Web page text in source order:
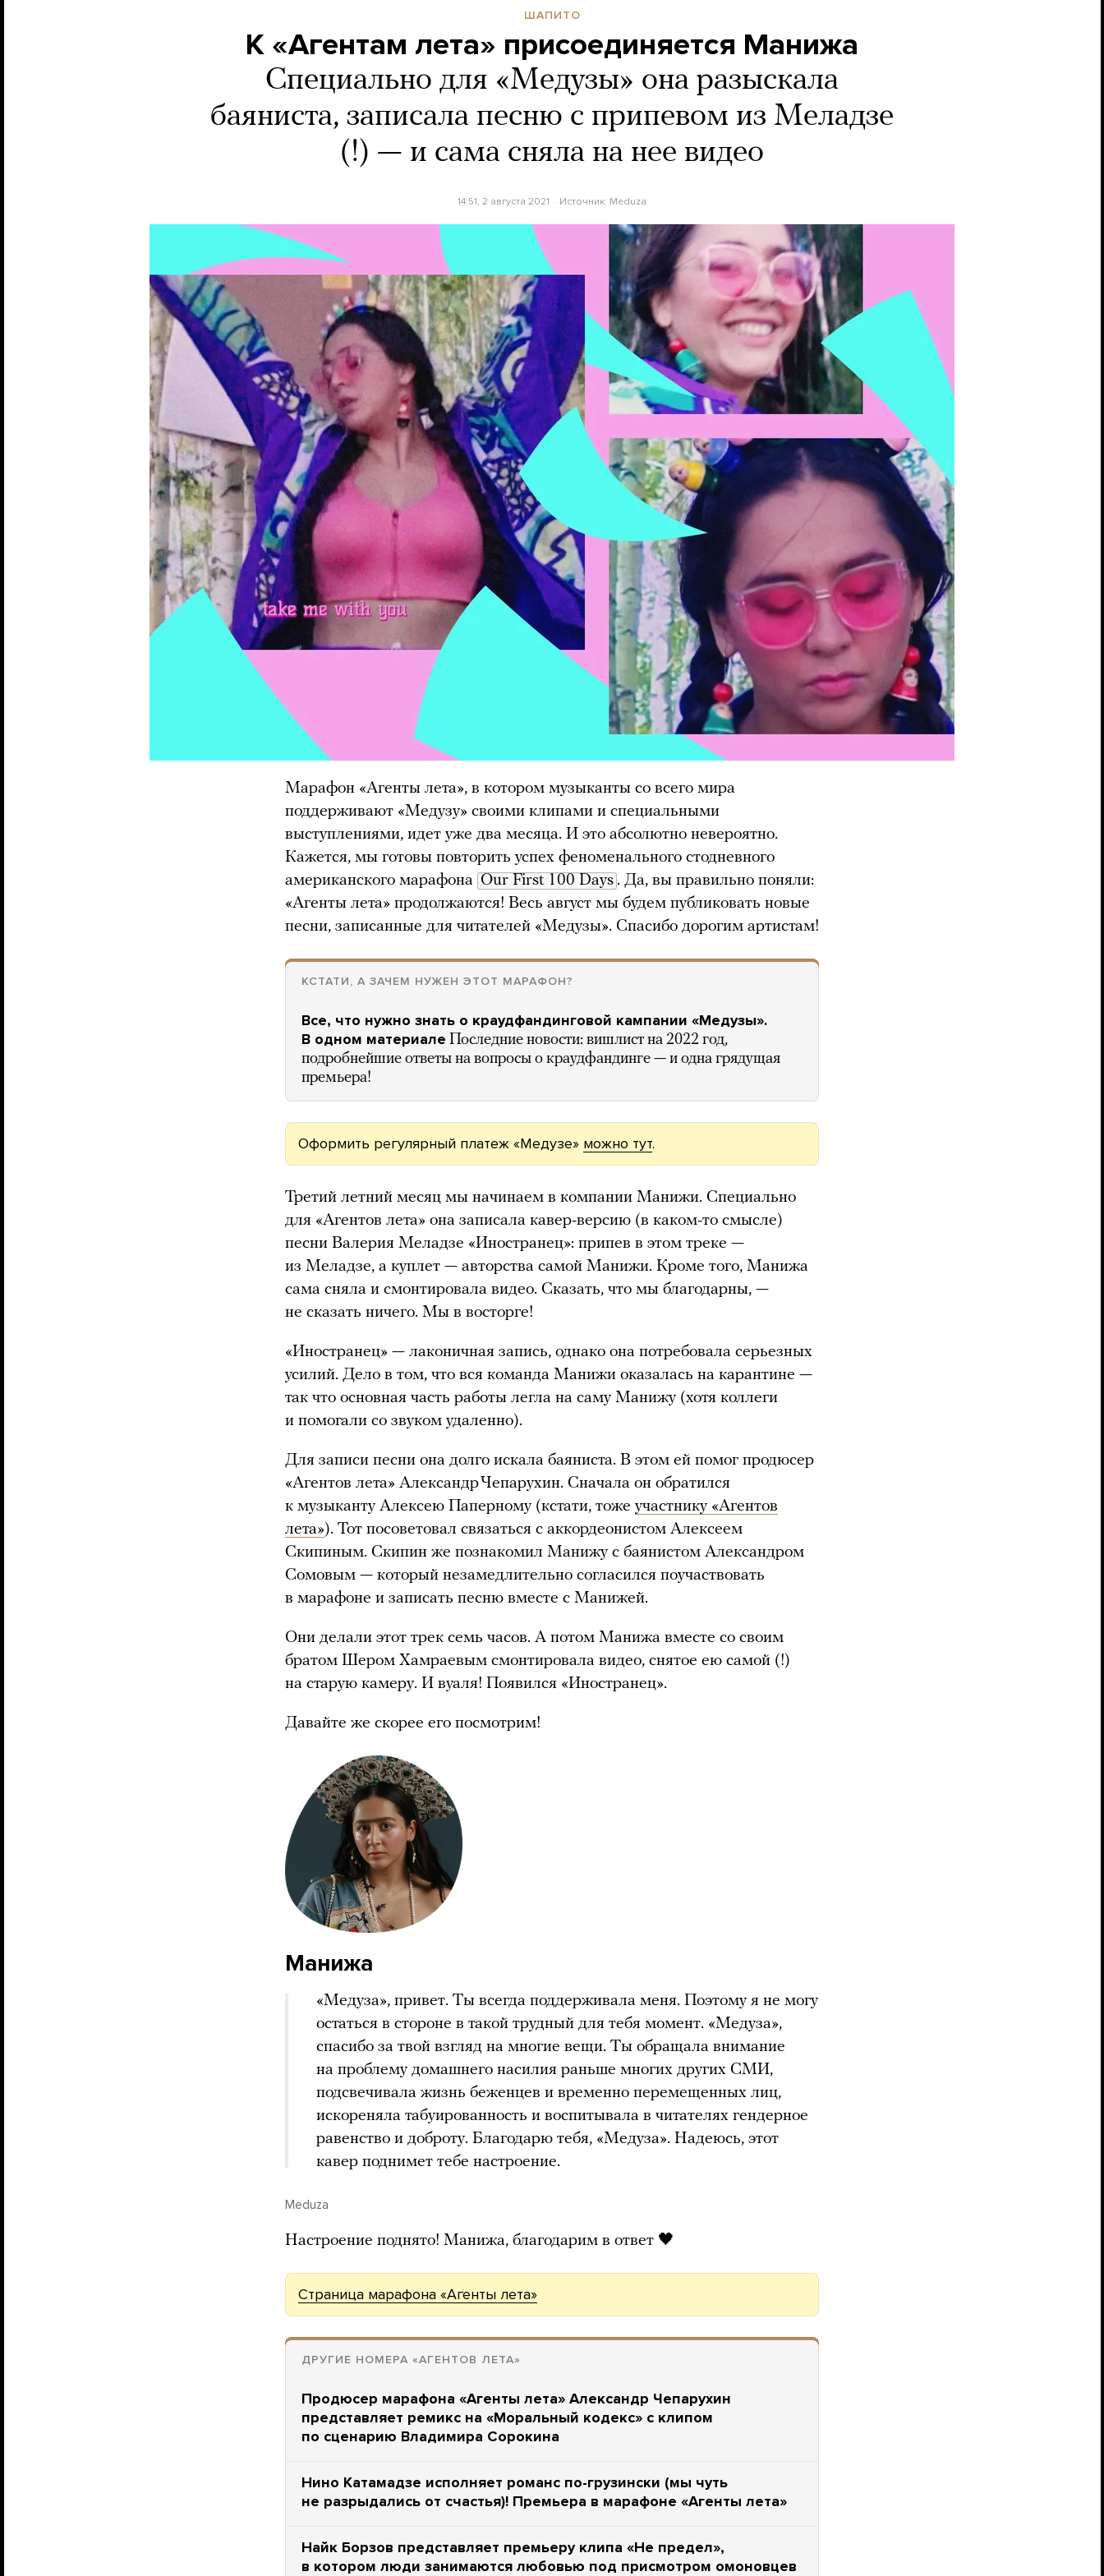
ШАПИТО
К «Агентам лета» присоединяется Манижа
Специально для «Медузы» она разыскала
баяниста, записала песню с припевом из Меладзе
(!) — и сама сняла на нее видео
14:51, 2 августа 2021 Источник: Meduza
Марафон «Агенты лета», в котором музыканты со всего мира
поддерживают «Медузу» своими клипами и специальными
выступлениями, идет уже два месяца. И это абсолютно невероятно.
Кажется, мы готовы повторить успех феноменального стодневного
американского марафона Our First 100 Days . Да, вы правильно поняли:
«Агенты лета» продолжаются! Весь август мы будем публиковать новые
песни, записанные для читателей «Медузы». Спасибо дорогим артистам!
КСТАТИ, А ЗАЧЕМ НУЖЕН ЭТОТ МАРАФОН?
Все, что нужно знать о краудфандинговой кампании «Медузы».
В одном материале Последние новости: вишлист на 2022 год,
подробнейшие ответы на вопросы о краудфандинге — и одна грядущая
премьера!
Оформить регулярный платеж «Медузе» можно тут.
Третий летний месяц мы начинаем в компании Манижи. Специально
для «Агентов лета» она записала кавер-версию (в каком-то смысле)
песни Валерия Меладзе «Иностранец»: припев в этом треке —
из Меладзе, а куплет — авторства самой Манижи. Кроме того, Манижа
сама сняла и смонтировала видео. Сказать, что мы благодарны, —
не сказать ничего. Мы в восторге!
«Иностранец» — лаконичная запись, однако она потребовала серьезных
усилий. Дело в том, что вся команда Манижи оказалась на карантине —
так что основная часть работы легла на саму Манижу (хотя коллеги
и помогали со звуком удаленно).
Для записи песни она долго искала баяниста. В этом ей помог продюсер
«Агентов лета» Александр Чепарухин. Сначала он обратился
к музыканту Алексею Паперному (кстати, тоже участнику «Агентов
лета»). Тот посоветовал связаться с аккордеонистом Алексеем
Скипиным. Скипин же познакомил Манижу с баянистом Александром
Сомовым — который незамедлительно согласился поучаствовать
в марафоне и записать песню вместе с Манижей.
Они делали этот трек семь часов. А потом Манижа вместе со своим
братом Шером Хамраевым смонтировала видео, снятое ею самой (!)
на старую камеру. И вуаля! Появился «Иностранец».
Давайте же скорее его посмотрим!
Манижа
«Медуза», привет. Ты всегда поддерживала меня. Поэтому я не могу
остаться в стороне в такой трудный для тебя момент. «Медуза»,
спасибо за твой взгляд на многие вещи. Ты обращала внимание
на проблему домашнего насилия раньше многих других СМИ,
подсвечивала жизнь беженцев и временно перемещенных лиц,
искореняла табуированность и воспитывала в читателях гендерное
равенство и доброту. Благодарю тебя, «Медуза». Надеюсь, этот
кавер поднимет тебе настроение.
Meduza
Настроение поднято! Манижа, благодарим в ответ 🖤
Страница марафона «Агенты лета»
ДРУГИЕ НОМЕРА «АГЕНТОВ ЛЕТА»
Продюсер марафона «Агенты лета» Александр Чепарухин
представляет ремикс на «Моральный кодекс» с клипом
по сценарию Владимира Сорокина
Нино Катамадзе исполняет романс по-грузински (мы чуть
не разрыдались от счастья)! Премьера в марафоне «Агенты лета»
Найк Борзов представляет премьеру клипа «Не предел»,
в котором люди занимаются любовью под присмотром омоновцев